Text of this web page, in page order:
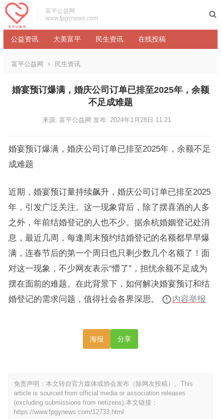
富平公益网
www.fpgynews.com
公益资讯 大美富平 民生资讯 在线投稿
富平公益网 民生资讯
婚宴预订爆满，婚庆公司订单已排至2025年，余额
不足成难题
来源: 富平公益网发布: 2024年1月28日 11:21
婚宴预订爆满，婚庆公司订单已排至2025年，余额不足
成难题
近期，婚宴预订量持续飙升，婚庆公司订单已排至2025
年，引发广泛关注。这一现象背后，除了摆喜酒的人多
之外，年前结婚登记的人也不少。据余杭婚姻登记处消
息，最近几周，每逢周末预约结婚登记的名额都早早爆
满，连春节后的第一个周日也只剩少数几个名额了！面
对这一现象，不少网友表示“懵了”，担忧余额不足成为
摆在面前的难题。在此背景下，如何解决婚宴预订和结
婚登记的需求问题，值得社会各界深思。
内容举报
海报 分享
免责声明：本文转自官方媒体或协会发布（除网友投稿）。This
article is sourced from official media or association releases
(excluding submissions from netizens).本文链接：
https://www.fpgynews.com/12733.html